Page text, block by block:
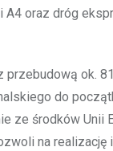
oraz dróg
ok.
do
ze środków Unii
na